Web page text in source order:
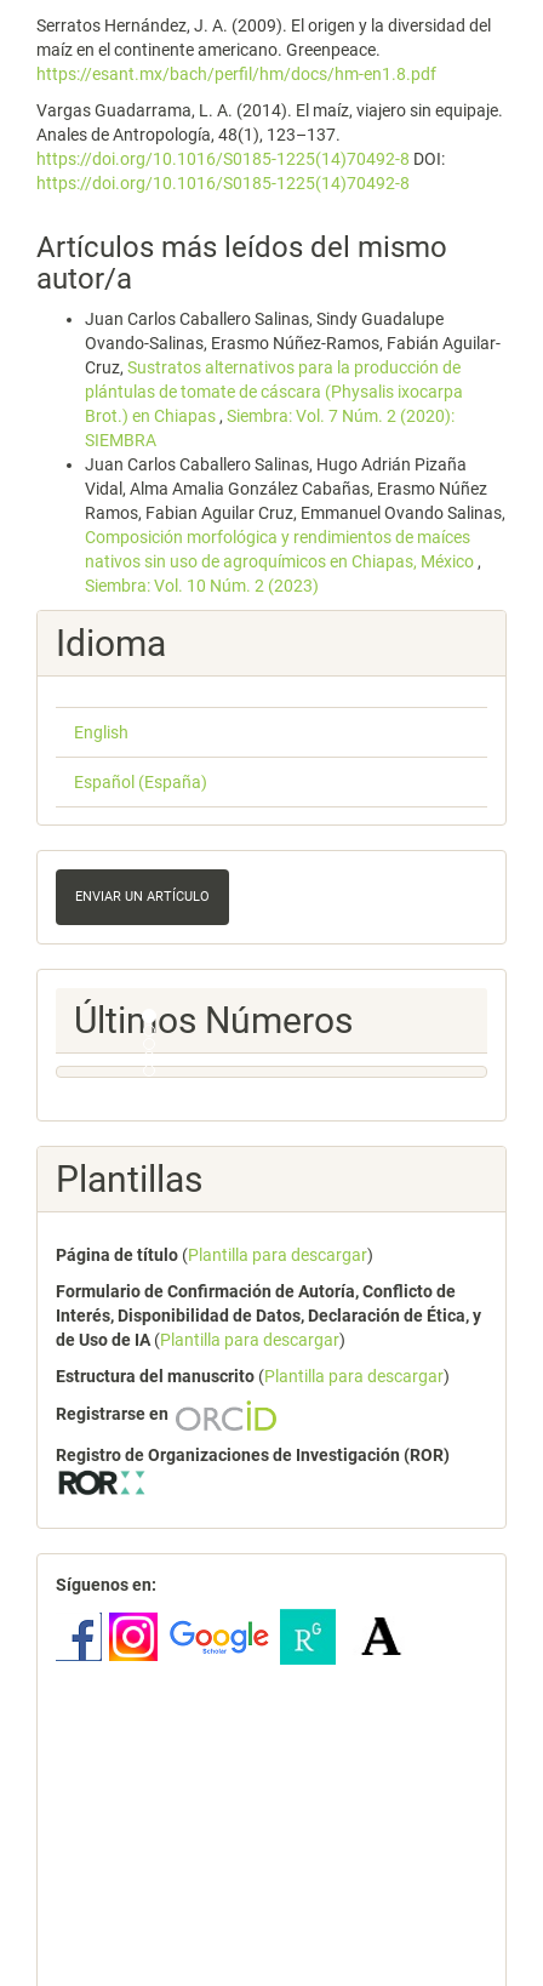
Serratos Hernández, J. A. (2009). El origen y la diversidad del
maíz en el continente americano. Greenpeace.
https://esant.mx/bach/perfil/hm/docs/hm-en1.8.pdf
Vargas Guadarrama, L. A. (2014). El maíz, viajero sin equipaje.
Anales de Antropología, 48(1), 123–137.
https://doi.org/10.1016/S0185-1225(14)70492-8 DOI:
https://doi.org/10.1016/S0185-1225(14)70492-8
Artículos más leídos del mismo
autor/a
Juan Carlos Caballero Salinas, Sindy Guadalupe
Ovando-Salinas, Erasmo Núñez-Ramos, Fabián Aguilar-
Cruz, Sustratos alternativos para la producción de
plántulas de tomate de cáscara (Physalis ixocarpa
Brot.) en Chiapas , Siembra: Vol. 7 Núm. 2 (2020):
SIEMBRA
Juan Carlos Caballero Salinas, Hugo Adrián Pizaña
Vidal, Alma Amalia González Cabañas, Erasmo Núñez
Ramos, Fabian Aguilar Cruz, Emmanuel Ovando Salinas,
Composición morfológica y rendimientos de maíces
nativos sin uso de agroquímicos en Chiapas, México ,
Siembra: Vol. 10 Núm. 2 (2023)
Idioma
English
Español (España)
Enviar
un
artículo
ENVIAR UN ARTÍCULO
Ultimos
Numeros
Últimos Números
Plantillas
Página de título (Plantilla para descargar)
Formulario de Confirmación de Autoría, Conflicto de
Interés, Disponibilidad de Datos, Declaración de Ética, y
de Uso de IA (Plantilla para descargar)
Estructura del manuscrito (Plantilla para descargar)
Registrarse en
Registro de Organizaciones de Investigación (ROR)
redes
Síguenos en: